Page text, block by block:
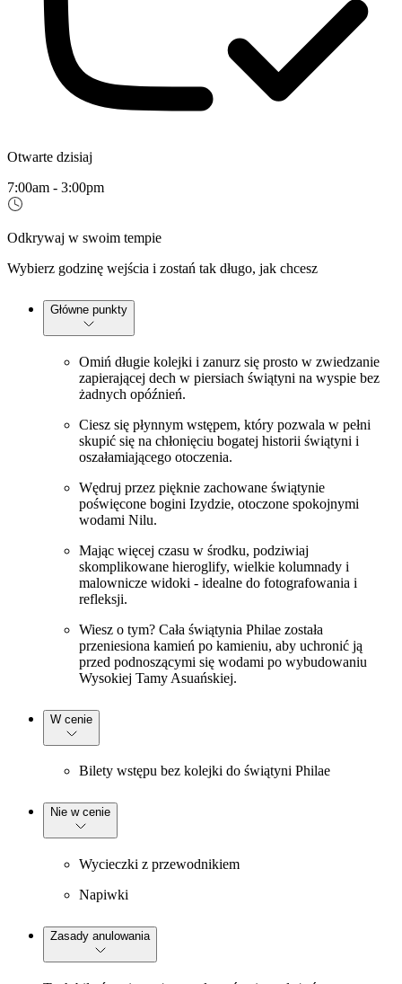
Otwarte dzisiaj
7:00am - 3:00pm
Odkrywaj w swoim tempie
Wybierz godzinę wejścia i zostań tak długo, jak chcesz
Główne punkty
Omiń długie kolejki i zanurz się prosto w zwiedzanie
zapierającej dech w piersiach świątyni na wyspie bez
żadnych opóźnień.
Ciesz się płynnym wstępem, który pozwala w pełni
skupić się na chłonięciu bogatej historii świątyni i
oszałamiającego otoczenia.
Wędruj przez pięknie zachowane świątynie
poświęcone bogini Izydzie, otoczone spokojnymi
wodami Nilu.
Mając więcej czasu w środku, podziwiaj
skomplikowane hieroglify, wielkie kolumnady i
malownicze widoki - idealne do fotografowania i
refleksji.
Wiesz o tym? Cała świątynia Philae została
przeniesiona kamień po kamieniu, aby uchronić ją
przed podnoszącymi się wodami po wybudowaniu
Wysokiej Tamy Asuańskiej.
W cenie
Bilety wstępu bez kolejki do świątyni Philae
Nie w cenie
Wycieczki z przewodnikiem
Napiwki
Zasady anulowania